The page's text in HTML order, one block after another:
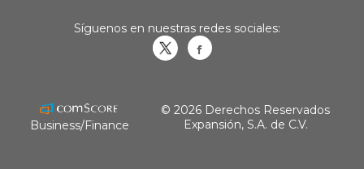
Síguenos en nuestras redes sociales:
Business/Finance
© 2026 Derechos Reservados
Expansión, S.A. de C.V.